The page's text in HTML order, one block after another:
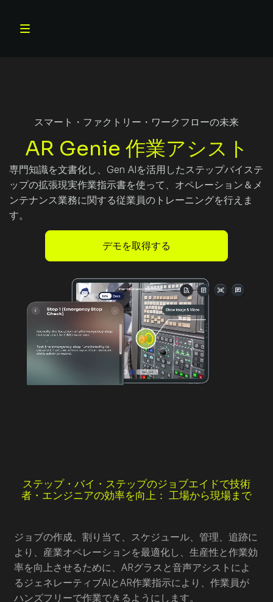
スマート・ファクトリー・ワークフローの未来
AR Genie 作業アシスト
専門知識を文書化し、Gen AIを活用したステップバイステ
ップの拡張現実作業指示書を使って、オペレーション＆メ
ンテナンス業務に関する従業員のトレーニングを行えま
す。
デモを取得する
ステップ・バイ・ステップのジョブエイドで技術
者・エンジニアの効率を向上： 工場から現場まで
ジョブの作成、割り当て、スケジュール、管理、追跡に
より、産業オペレーションを最適化し、生産性と作業効
率を向上させるために、ARグラスと音声アシストによ
るジェネレーティブAIとAR作業指示により、作業員が
ハンズフリーで作業できるようにします。